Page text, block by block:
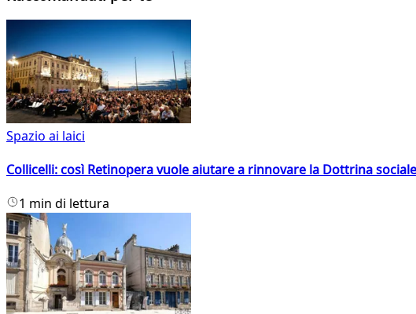
Spazio ai laici
Collicelli: così Retinopera vuole aiutare a rinnovare la Dottrina
1 min di lettura